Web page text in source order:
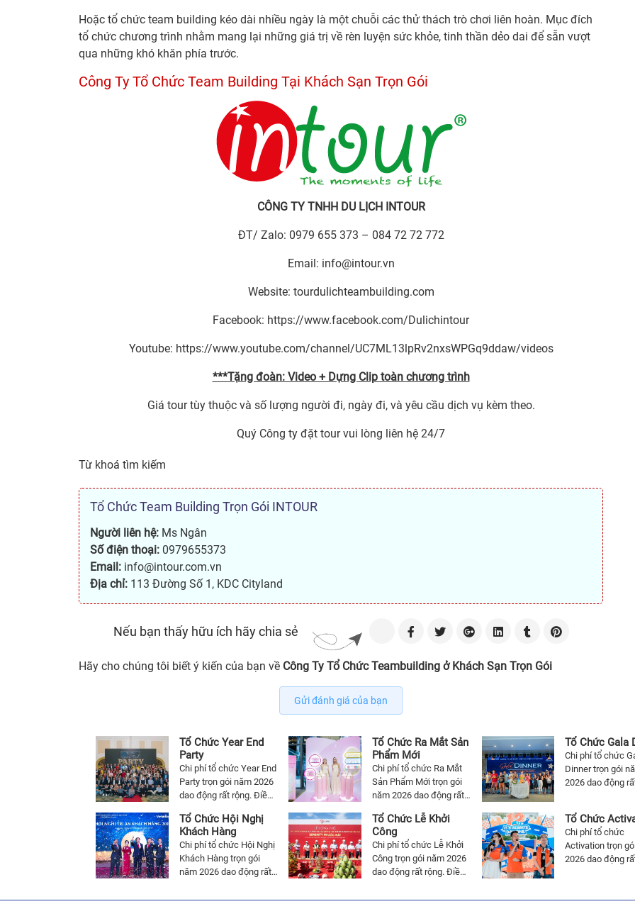
Hoặc tổ chức team building kéo dài nhiều ngày là một chuỗi các thử thách trò chơi liên hoàn. Mục đích
tổ chức chương trình nhằm mang lại những giá trị về rèn luyện sức khỏe, tinh thần dẻo dai để sẵn vượt
qua những khó khăn phía trước.
Công Ty Tổ Chức Team Building Tại Khách Sạn Trọn Gói
CÔNG TY TNHH DU LỊCH INTOUR
ĐT/ Zalo: 0979 655 373 – 084 72 72 772
Email: info@intour.vn
Website: tourdulichteambuilding.com
Facebook: https://www.facebook.com/Dulichintour
Youtube: https://www.youtube.com/channel/UC7ML13lpRv2nxsWPGq9ddaw/videos
***Tặng đoàn: Video + Dựng Clip toàn chương trình
Giá tour tùy thuộc và số lượng người đi, ngày đi, và yêu cầu dịch vụ kèm theo.
Quý Công ty đặt tour vui lòng liên hệ 24/7
Từ khoá tìm kiếm
Tổ Chức Team Building Trọn Gói INTOUR
Người liên hệ: Ms Ngân
Số điện thoại: 0979655373
Email: info@intour.com.vn
Địa chỉ: 113 Đường Số 1, KDC Cityland
Nếu bạn thấy hữu ích hãy chia sẻ
Hãy cho chúng tôi biết ý kiến của bạn về Công Ty Tổ Chức Teambuilding ở Khách Sạn Trọn Gói
Gửi đánh giá của bạn
Tổ Chức Year End
Party
Chi phí tổ chức Year End
Party trọn gói năm 2026
dao động rất rộng. Điều
lượng, địa điểm tổ chức
Year End Party và các
dịch vụ đi kèm. Để được
báo giá trọn gói tổ chức
Year End Party chi tiết
Year End Party 0979 655
Tổ Chức Ra Mắt Sản
Phẩm Mới
Chi phí tổ chức Ra Mắt
Sản Phẩm Mới trọn gói
năm 2026 dao động rất
vào số lượng, địa điểm
tổ chức Ra Mắt Sản
Phẩm Mới và các dịch
vụ đi kèm. Để được báo
giá trọn gói tổ chức Ra
tiết nhất. Liên hệ báo giá
Tổ Chức Gala
Chi phí tổ chức
Dinner trọn gói
2026 dao động
chức Gala Dinner
dịch vụ đi kèm.
báo giá trọn gói
Gala Dinner chi
Tổ Chức Hội Nghị
Khách Hàng
Chi phí tổ chức Hội Nghị
Khách Hàng trọn gói
năm 2026 dao động rất
vào số lượng, địa điểm
Tổ Chức Lễ Khởi
Công
Chi phí tổ chức Lễ Khởi
Công trọn gói năm 2026
dao động rất rộng. Điều
lượng, địa điểm tổ chức
Tổ Chức
Chi phí tổ chức
Activation trọn
2026 dao động
chức Activation